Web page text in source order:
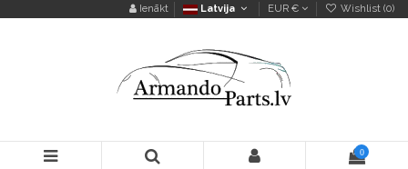
Ienākt Latvija EUR € Wishlist (0)
0